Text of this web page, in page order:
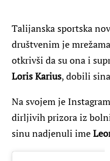
Talijanska sportska
društvenim je
otkrivši da su ona i
Loris Karius, dobili
Na svojem je
dirljivih prizora iz
sinu nadjenuli ime